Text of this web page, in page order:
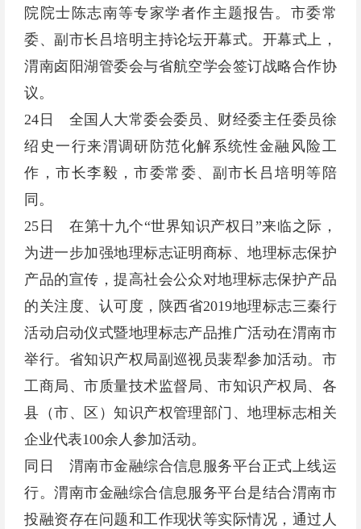
院院士陈志南等专家学者作主题报告。市委常
委、副市长吕培明主持论坛开幕式。开幕式上，
渭南卤阳湖管委会与省航空学会签订战略合作协
议。
24日 全国人大常委会委员、财经委主任委员徐
绍史一行来渭调研防范化解系统性金融风险工
作，市长李毅，市委常委、副市长吕培明等陪
同。
25日 在第十九个“世界知识产权日”来临之际，
为进一步加强地理标志证明商标、地理标志保护
产品的宣传，提高社会公众对地理标志保护产品
的关注度、认可度，陕西省2019地理标志三秦行
活动启动仪式暨地理标志产品推广活动在渭南市
举行。省知识产权局副巡视员裴犁参加活动。市
工商局、市质量技术监督局、市知识产权局、各
县（市、区）知识产权管理部门、地理标志相关
企业代表100余人参加活动。
同日 渭南市金融综合信息服务平台正式上线运
行。渭南市金融综合信息服务平台是结合渭南市
投融资存在问题和工作现状等实际情况，通过人